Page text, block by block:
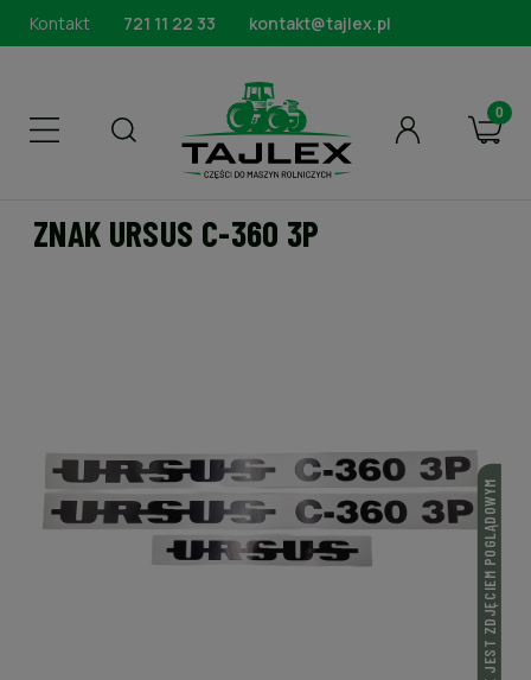
Kontakt 721 11 22 33 kontakt@tajlex.pl
ZNAK URSUS C-360 3P
ZDJĘCIE JEST ZDJĘCIEM POGLĄDOWYM